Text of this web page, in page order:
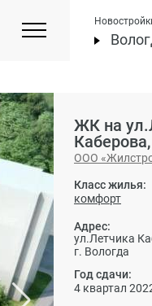
ЖК на
ООО
Класс жилья:
комфорт
Адрес:
ул.Летчика
г. Вологда
Год сдачи:
4 квартал